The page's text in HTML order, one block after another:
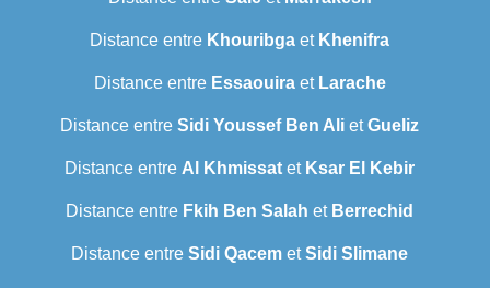
Distance entre Khouribga et Khenifra
Distance entre Essaouiraet Larache
Distance entre Sidi Youssef Ben Ali etGueliz
Distance entre Al Khmissat et Ksar El Kebir
Distance entre Fkih Ben Salah et Berrechid
Distance entre Sidi Qacem etSidi Slimane